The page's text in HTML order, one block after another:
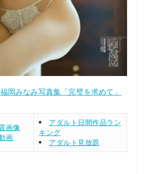
岡みなみ写真集「完璧を求めて」
画像
画
アダルト日間作品ラン
キング
アダルト見放題